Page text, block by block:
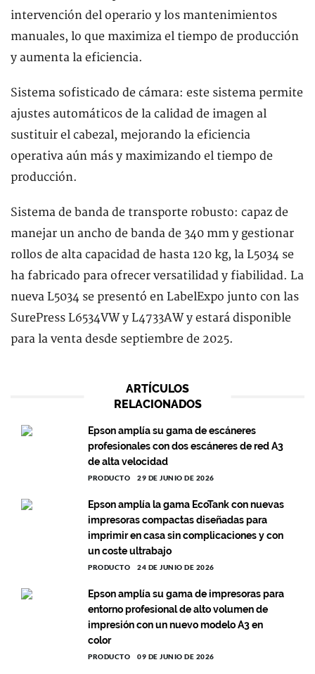
intervención del operario y los mantenimientos
manuales, lo que maximiza el tiempo de producción
y aumenta la eficiencia.
Sistema sofisticado de cámara: este sistema permite
ajustes automáticos de la calidad de imagen al
sustituir el cabezal, mejorando la eficiencia
operativa aún más y maximizando el tiempo de
producción.
Sistema de banda de transporte robusto: capaz de
manejar un ancho de banda de 340 mm y gestionar
rollos de alta capacidad de hasta 120 kg, la L5034 se
ha fabricado para ofrecer versatilidad y fiabilidad. La
nueva L5034 se presentó en LabelExpo junto con las
SurePress L6534VW y L4733AW y estará disponible
para la venta desde septiembre de 2025.
ARTÍCULOS
RELACIONADOS
Epson amplía su gama de escáneres
profesionales con dos escáneres de red A3
de alta velocidad
PRODUCTO 29 DE JUNIO DE 2026
Epson amplía la gama EcoTank con nuevas
impresoras compactas diseñadas para
imprimir en casa sin complicaciones y con
un coste ultrabajo
PRODUCTO 24 DE JUNIO DE 2026
Epson amplía su gama de impresoras para
entorno profesional de alto volumen de
impresión con un nuevo modelo A3 en
color
PRODUCTO 09 DE JUNIO DE 2026